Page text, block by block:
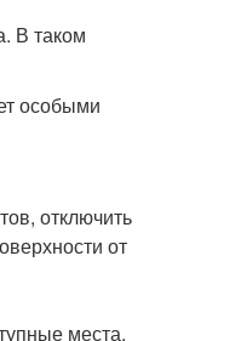
В таком
особыми
отключить
от
места.